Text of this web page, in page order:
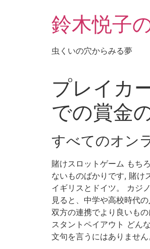
鈴木悦子
虫くいの穴からみる夢
プレイカ
での賞金
すべてのオン
賭けスロットゲーム もち
ないものばかりです, 賭け
イギリスとドイツ。 カジ
見ると、中学や高校時代
双方の連携でより良いも
スタントペイアウト どん
文句を言うにはありません